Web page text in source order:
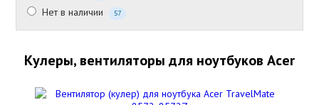
Нет в наличии 57
Кулеры, вентиляторы для ноутбуков Acer